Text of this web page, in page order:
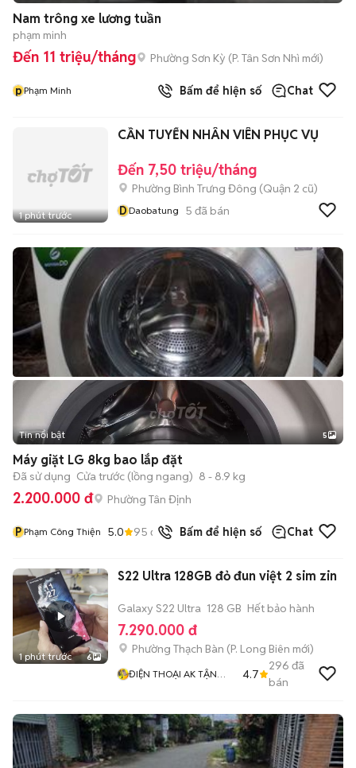
Nam trông xe lương tuần
phạm minh
Đến 11 triệu/tháng Phường Sơn Kỳ (P. Tân Sơn Nhì mới)
pPhạm Minh Bấm để hiện số Chat
1 phút trước
CẦN TUYỂN NHÂN VIÊN PHỤC VỤ
Đến 7,50 triệu/tháng
Phường Bình Trưng Đông (Quận 2 cũ)
DDaobatung 5 đã bán
Tin nổi bật 5
Máy giặt LG 8kg bao lắp đặt
Đã sử dụng Cửa trước (lồng ngang) 8 - 8.9 kg
2.200.000 đ Phường Tân Định
P Phạm Công Thiện 5.0 95 đã bánBấm để hiện số Chat
1 phút trước 6
S22 Ultra 128GB đỏ đun việt 2 sim zin
Galaxy S22 Ultra 128 GB Hết bảo hành
7.290.000 đ
Phường Thạch Bàn (P. Long Biên mới)
ĐIỆN THOẠI AK TẬN
4.7
296 đã
bán